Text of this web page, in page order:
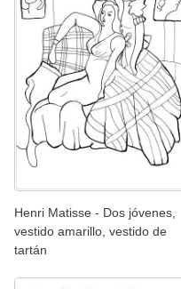
Henri Matisse - Dos jóvenes,
vestido amarillo, vestido de
tartán